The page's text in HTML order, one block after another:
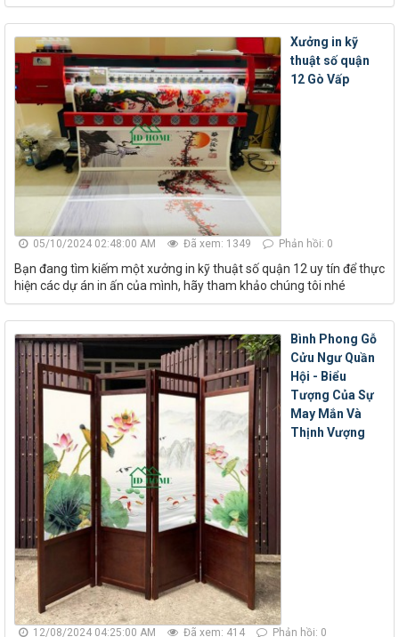
Xưởng in kỹ
thuật số quận
12 Gò Vấp
05/10/2024 02:48:00 AM Đã xem: 1349 Phản hồi: 0
Bạn đang tìm kiếm một xưởng in kỹ thuật số quận 12 uy tín để thực
hiện các dự án in ấn của mình, hãy tham khảo chúng tôi nhé
Bình Phong Gỗ
Cửu Ngư Quần
Hội - Biểu
Tượng Của Sự
May Mắn Và
Thịnh Vượng
12/08/2024 04:25:00 AM Đã xem: 414 Phản hồi: 0